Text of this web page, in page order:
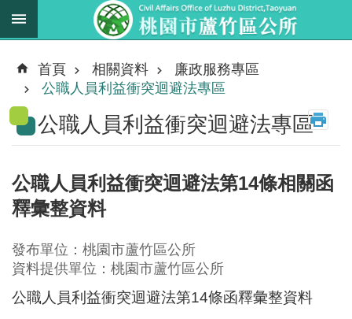
跳到主要內容區塊
新
消
息
業
職
掌
規
資
料
首頁 相關資料
廉政服務專區
公職人員利益衝突迴避法專區
公職人員利益衝突迴避法專區
公職人員利益衝突迴避法第14條相關函
釋彙整資料
發布單位：桃園市蘆竹區公所
資料提供單位：桃園市蘆竹區公所
公職人員利益衝突迴避法第14條函釋彙整資料